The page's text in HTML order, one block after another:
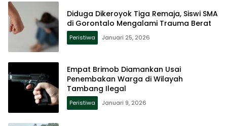
Diduga Dikeroyok Tiga Remaja, Siswi SMA
di Gorontalo Mengalami Trauma Berat
Peristiwa Januari 25, 2026
Empat Brimob Diamankan Usai
Penembakan Warga di Wilayah
Tambang Ilegal
Peristiwa Januari 9, 2026